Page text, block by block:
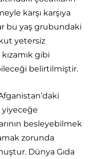
karşı karşıya
bu yaş grubundaki
yetersiz
gibi
belirtilmiştir.
yiyeceğe
besleyebilmek
zorunda
Dünya Gıda